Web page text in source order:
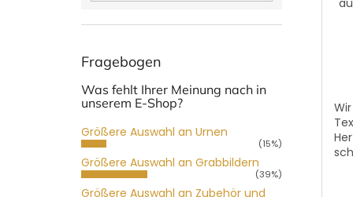
Fragebogen
Was fehlt Ihrer Meinung nach in
unserem E-Shop?
Größere Auswahl an Urnen
(15%)
Größere Auswahl an Grabbildern
(39%)
Größere Auswahl an Zubehör und